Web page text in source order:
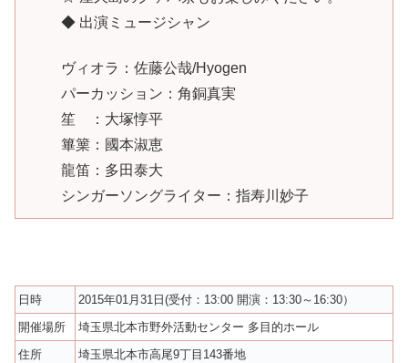
◆ 出演ミュージシャン
ヴィオラ：佐藤公哉/Hyogen
パーカッション：角銅真実
笙 ：大塚惇平
篳篥：國本淑恵
龍笛：多田泰大
シンガーソングライター：指寿川妙子
日時
2015年01月31日(受付：13:00 開演：13:30～16:30）
開催場所
埼玉県北本市野外活動センター 多目的ホール
住所
埼玉県北本市高尾9丁目143番地